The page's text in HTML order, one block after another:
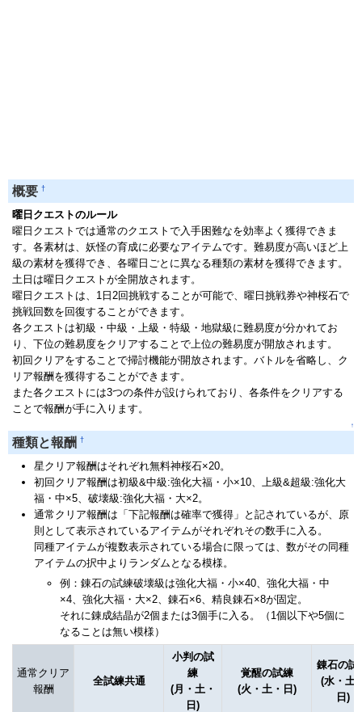
概要 †
曜日クエストのルール
曜日クエストでは通常のクエストで入手困難なを効率よく獲得できま
す。各素材は、妖怪の育成に必要なアイテムです。難易度が高いほど上
級の素材を獲得でき、各曜日ごとに異なる種類の素材を獲得できます。
土日は曜日クエストが全開放されます。
曜日クエストは、1日2回挑戦することが可能で、曜日挑戦券や神桜石で
挑戦回数を回復することができます。
各クエストは初級・中級・上級・特級・地獄級に難易度が分かれてお
り、下位の難易度をクリアすることで上位の難易度が開放されます。
初回クリアをすることで掃討機能が開放されます。バトルを省略し、ク
リア報酬を獲得することができます。
また各クエストには3つの条件が設けられており、各条件をクリアする
ことで報酬が手に入ります。
↑
種類と報酬 †
星クリア報酬はそれぞれ無料神桜石×20。
初回クリア報酬は初級&中級:強化大福・小×10、上級&超級:強化大
福・中×5、破壊級:強化大福・大×2。
通常クリア報酬は「下記報酬は確率で獲得」と記されているが、原
則として表示されているアイテムがそれぞれその数手に入る。
同種アイテムが複数表示されている場合に限っては、数がその同種
アイテムの択中よりランダムとなる模様。
例：錬石の試練破壊級は強化大福・小×40、強化大福・中
×4、強化大福・大×2、錬石×6、精良錬石×8が固定。
それに錬成結晶が2個または3個手に入る。（1個以下や5個に
なることは無い模様）
通常クリア
報酬
全試練共通
小判の試
練
(月・土・
日)
覚醒の試練
(火・土・日)
錬石の試
(水・土
日)